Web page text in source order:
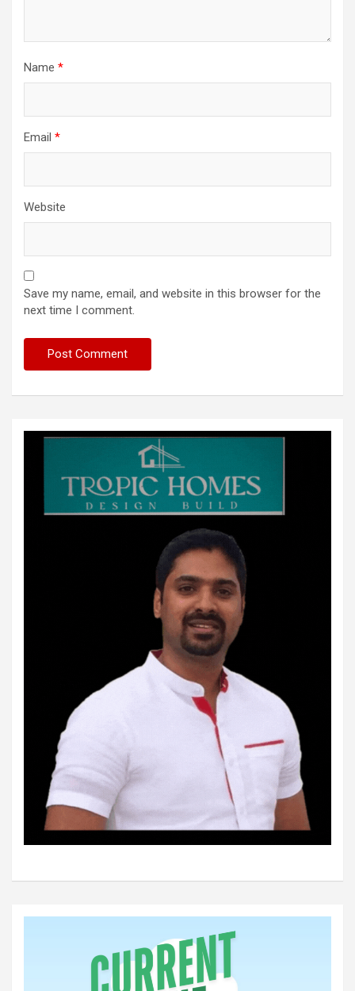
Name *
Email *
Website
Save my name, email, and website in this browser for the
next time I comment.